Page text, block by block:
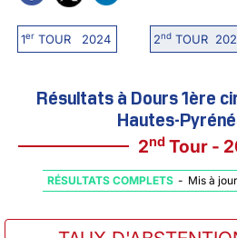
1erTOUR 2024 2ndTOUR
Résultats à Dours 1ère
Hautes-
2nd Tour -
RÉSULTATS COMPLETS - Mis à